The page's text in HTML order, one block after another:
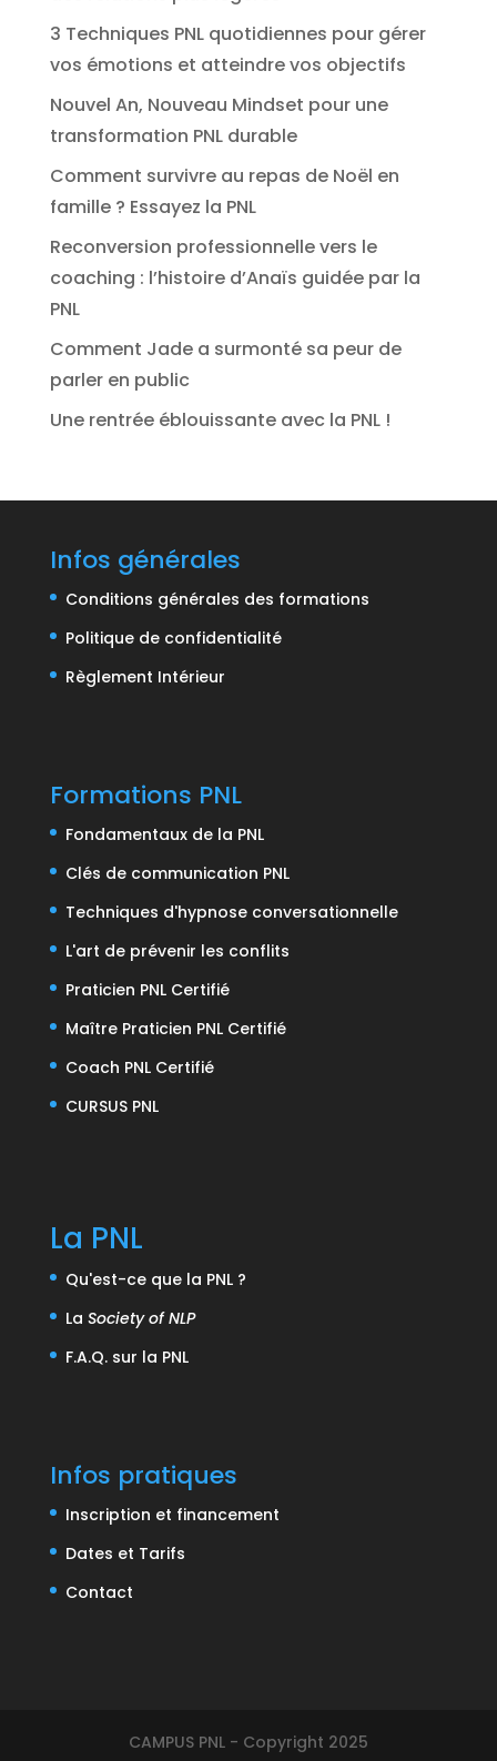
3 Techniques PNL quotidiennes pour gérer
vos émotions et atteindre vos objectifs
Nouvel An, Nouveau Mindset pour une
transformation PNL durable
Comment survivre au repas de Noël en
famille ? Essayez la PNL
Reconversion professionnelle vers le
coaching : l’histoire d’Anaïs guidée par la
PNL
Comment Jade a surmonté sa peur de
parler en public
Une rentrée éblouissante avec la PNL !
Infos générales
Conditions générales des formations
Politique de confidentialité
Règlement Intérieur
Formations PNL
Fondamentaux de la PNL
Clés de communication PNL
Techniques d'hypnose conversationnelle
L'art de prévenir les conflits
Praticien PNL Certifié
Maître Praticien PNL Certifié
Coach PNL Certifié
CURSUS PNL
La PNL
Qu'est-ce que la PNL ?
La Society of NLP
F.A.Q. sur la PNL
Infos pratiques
Inscription et financement
Dates et Tarifs
Contact
CAMPUS PNL - Copyright 2025